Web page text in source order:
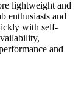
lightweight and
enthusiasts and
with self-
and